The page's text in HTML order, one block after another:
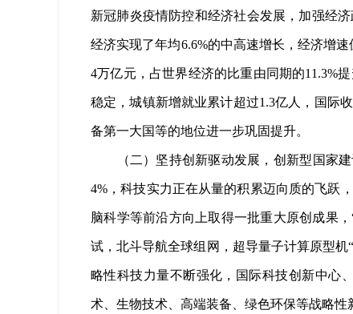
新冠肺炎疫情防控和经济社会发展，加强经
经济实现了年均6.6%的中高速增长，经济增
4万亿元，占世界经济的比重由同期的11.3%
稳定，城镇新增就业累计超过1.3亿人，国际
备第一大国等的地位进一步巩固提升。
（二）坚持创新驱动发展，创新型国家建
4%，科技实力正在从量的积累迈向质的飞跃
脑科学等前沿方向上取得一批重大原创成果
试，北斗导航全球组网，超导量子计算原型
略性科技力量不断强化，国际科技创新中心
术、生物技术、高端装备、绿色环保等战略